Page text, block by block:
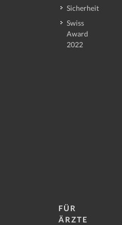
Sicherheit
Swiss
Award
2022
FÜR
ÄRZTE